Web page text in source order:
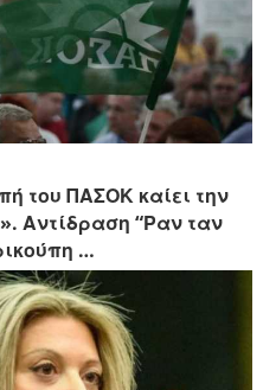
του ΠΑΣΟΚ καίει την
Αντίδραση “Ραν ταν
…